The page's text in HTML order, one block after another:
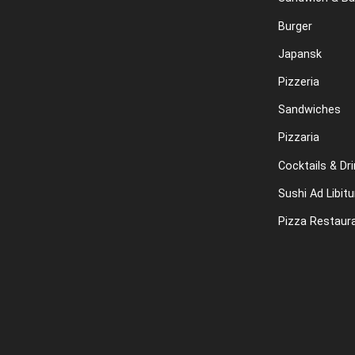
Burger
Japansk
Pizzeria
Sandwiches
Pizzaria
Cocktails &
Sushi Ad
Pizza